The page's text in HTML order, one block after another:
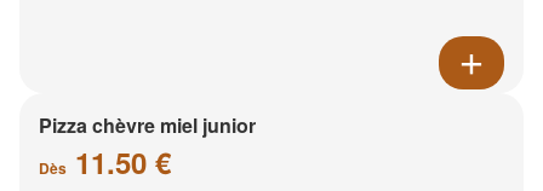
Pizza chèvre miel junior
Dès 11.50 €